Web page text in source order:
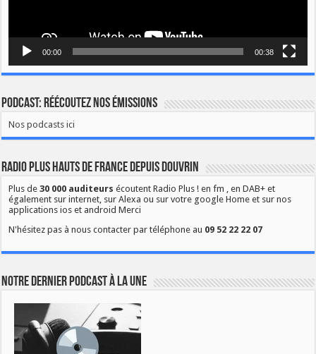
00:00 00:38
Podcast: Réécoutez nos émissions
Nos podcasts ici
Radio Plus Hauts de France depuis Douvrin
Plus de30 000 auditeurs écoutent Radio Plus ! en fm , en DAB+ et
également sur internet, sur Alexa ou sur votre google Home et sur nos
applications ios et android Merci
N'hésitez pas à nous contacter par téléphone au 09 52 22 22 07
Notre dernier podcast à la une